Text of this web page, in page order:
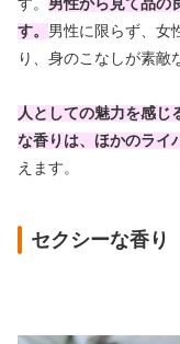
す。 男性から見て品の
す。 男性に限らず、女
り、身のこなしが素敵
人としての魅力を感じ
な香りは、ほかのライ
えます。
セクシーな香り